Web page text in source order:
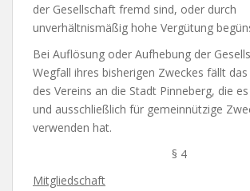
der Gesellschaft fremd sind, oder durch
unverhältnismäßig hohe Vergütung
Bei Auflösung oder Aufhebung der
Wegfall ihres bisherigen Zweckes fällt
des Vereins an die Stadt Pinneberg, die
und ausschließlich für gemeinnützige
verwenden hat.
§ 4
Mitgliedschaft